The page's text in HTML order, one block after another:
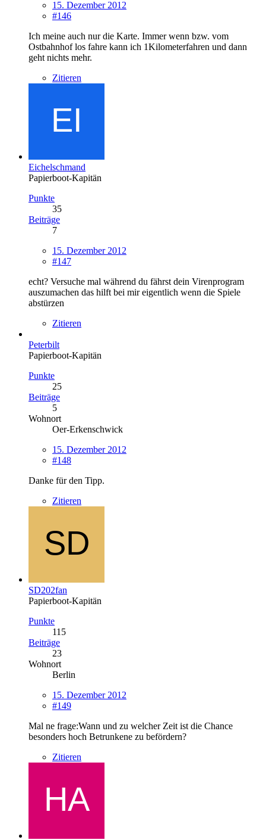
15. Dezember 2012
#146
Ich meine auch nur die Karte. Immer wenn bzw. vom
Ostbahnhof los fahre kann ich 1Kilometerfahren und dann
geht nichts mehr.
Zitieren
Eichelschmand
Papierboot-Kapitän
Punkte
35
Beiträge
7
15. Dezember 2012
#147
echt? Versuche mal während du fährst dein Virenprogram
auszumachen das hilft bei mir eigentlich wenn die Spiele
abstürzen
Zitieren
Peterbilt
Papierboot-Kapitän
Punkte
25
Beiträge
5
Wohnort
Oer-Erkenschwick
15. Dezember 2012
#148
Danke für den Tipp.
Zitieren
SD202fan
Papierboot-Kapitän
Punkte
115
Beiträge
23
Wohnort
Berlin
15. Dezember 2012
#149
Mal ne frage:Wann und zu welcher Zeit ist die Chance
besonders hoch Betrunkene zu befördern?
Zitieren